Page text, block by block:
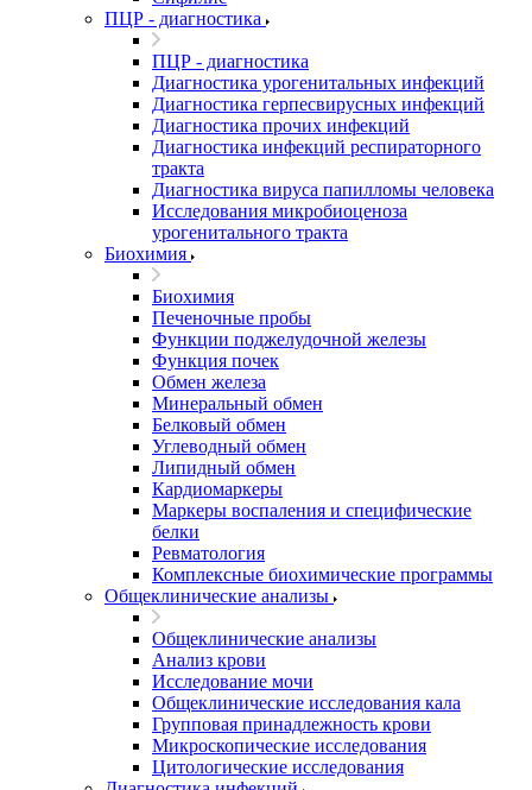
ПЦР - диагностика
ПЦР - диагностика
Диагностика урогенитальных инфекций
Диагностика герпесвирусных инфекций
Диагностика прочих инфекций
Диагностика инфекций респираторного
тракта
Диагностика вируса папилломы человека
Исследования микробиоценоза
урогенитального тракта
Биохимия
Биохимия
Печеночные пробы
Функции поджелудочной железы
Функция почек
Обмен железа
Минеральный обмен
Белковый обмен
Углеводный обмен
Липидный обмен
Кардиомаркеры
Маркеры воспаления и специфические
белки
Ревматология
Комплексные биохимические программы
Общеклинические анализы
Общеклинические анализы
Анализ крови
Исследование мочи
Общеклинические исследования кала
Групповая принадлежность крови
Микроскопические исследования
Цитологические исследования